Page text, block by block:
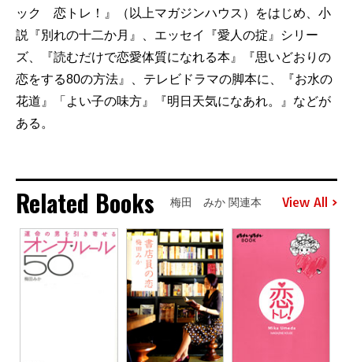
ック 恋トレ！』（以上マガジンハウス）をはじめ、小
説『別れの十二か月』、エッセイ『愛人の掟』シリー
ズ、『読むだけで恋愛体質になれる本』『思いどおりの
恋をする80の方法』、テレビドラマの脚本に、『お水の
花道』「よい子の味方』『明日天気になあれ。』などが
ある。
Related Books 梅田 みか 関連本 View All